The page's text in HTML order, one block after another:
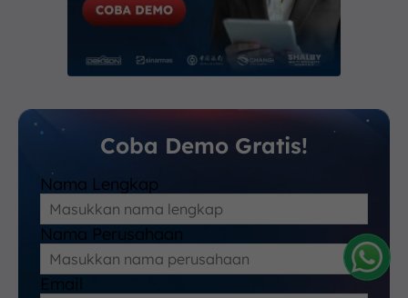
Coba Demo Gratis!
Nama Lengkap
Nama Perusahaan
Email Amelia